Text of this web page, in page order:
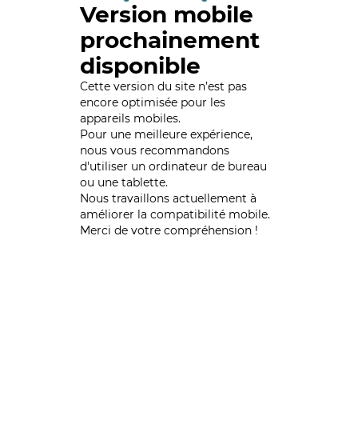
Version mobile
prochainement
disponible
Cette version du site n’est pas
encore optimisée pour les
appareils mobiles.
Pour une meilleure expérience,
nous vous recommandons
d'utiliser un ordinateur de bureau
ou une tablette.
Nous travaillons actuellement à
améliorer la compatibilité mobile.
Merci de votre compréhension !